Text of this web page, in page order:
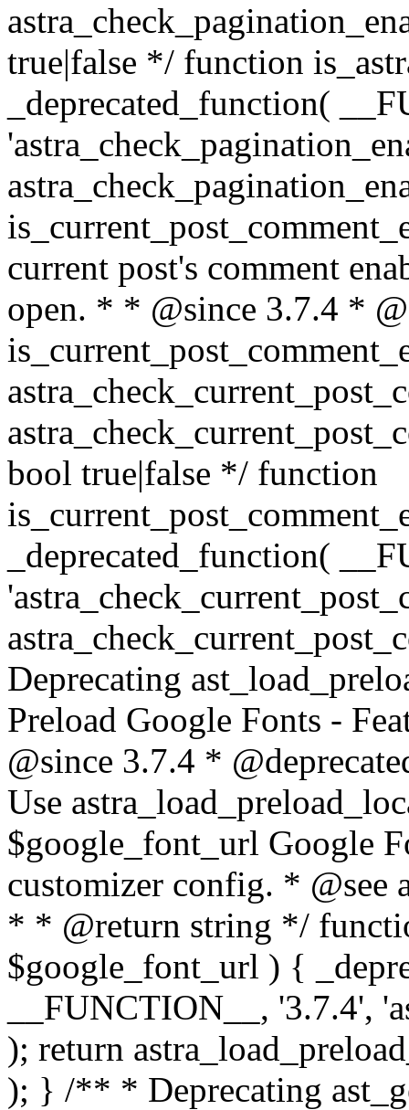
true|false */ function
_deprecated_function(
current post's comment
open. * * @since 3.7.4 *
bool true|false */ function
_deprecated_function(
Deprecating
Preload Google Fonts -
@since 3.7.4 *
Use
$google_font_url Google
customizer config. * @see
* * @return string */
$google_font_url ) {
__FUNCTION__, '3.7.4',
); return
); } /** * Deprecating